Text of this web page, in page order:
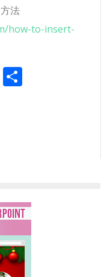
法
how-to-insert-
Email